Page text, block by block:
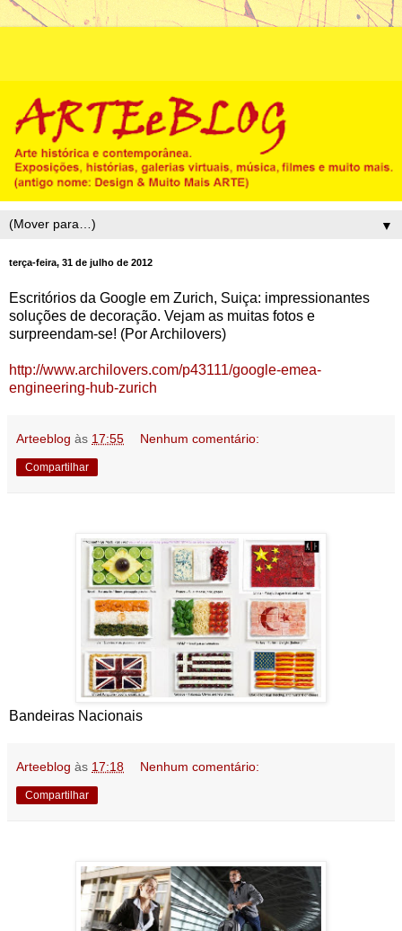
▼
terça-feira, 31 de julho de 2012
Escritórios da Google em Zurich, Suiça: impressionantes
soluções de decoração. Vejam as muitas fotos e
surpreendam-se! (Por Archilovers)
http://www.archilovers.com/p43111/google-emea-
engineering-hub-zurich
Arteeblog às 17:55 Nenhum comentário:
Compartilhar
Bandeiras Nacionais
Arteeblog às 17:18 Nenhum comentário:
Compartilhar